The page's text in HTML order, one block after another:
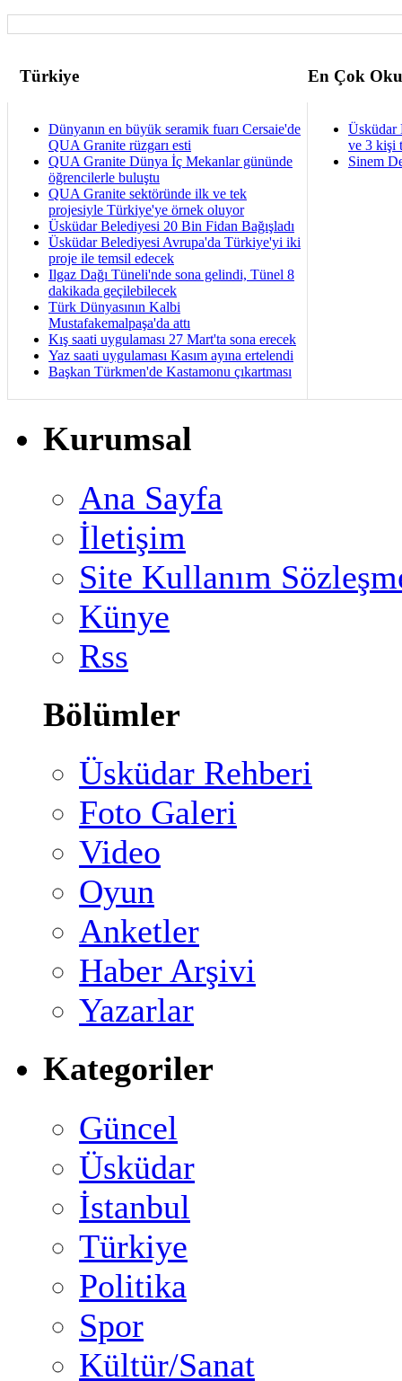
Türkiye En Çok
Dünyanın en büyük seramik fuarı Cersaie'de
QUA Granite rüzgarı esti
QUA Granite Dünya İç Mekanlar gününde
öğrencilerle buluştu
QUA Granite sektöründe ilk ve tek
projesiyle Türkiye'ye örnek oluyor
Üsküdar Belediyesi 20 Bin Fidan Bağışladı
Üsküdar Belediyesi Avrupa'da Türkiye'yi iki
proje ile temsil edecek
Ilgaz Dağı Tüneli'nde sona gelindi, Tünel 8
dakikada geçilebilecek
Türk Dünyasının Kalbi
Mustafakemalpaşa'da attı
Kış saati uygulaması 27 Mart'ta sona erecek
Yaz saati uygulaması Kasım ayına ertelendi
Başkan Türkmen'de Kastamonu çıkartması
Üsküdar
ve 3 kişi
Sinem
Kurumsal
Ana Sayfa
İletişim
Site Kullanım
Künye
Rss
Bölümler
Üsküdar Rehberi
Foto Galeri
Video
Oyun
Anketler
Haber Arşivi
Yazarlar
Kategoriler
Güncel
Üsküdar
İstanbul
Türkiye
Politika
Spor
Kültür/Sanat